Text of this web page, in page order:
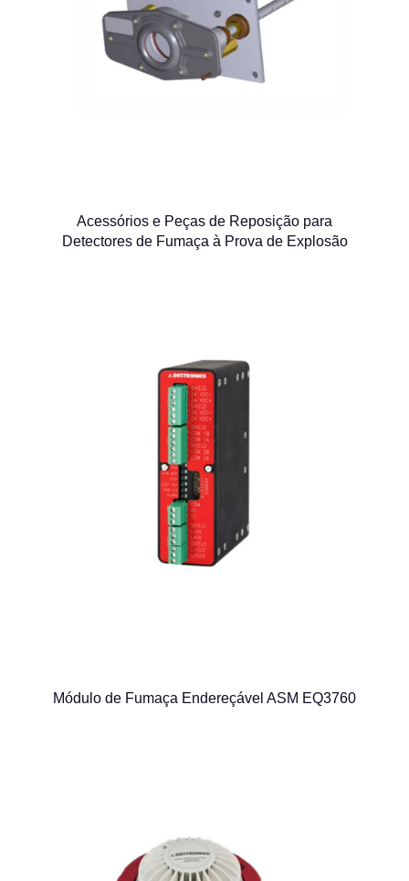
Acessórios e Peças de Reposição para
Detectores de Fumaça à Prova de Explosão
Módulo de Fumaça Endereçável ASM EQ3760